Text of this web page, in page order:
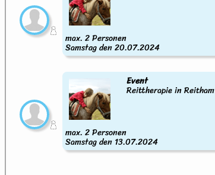
max. 2 Personen
Samstag den 20.07.2024
Event
Reittherapie in Reitham
max. 2 Personen
Samstag den 13.07.2024